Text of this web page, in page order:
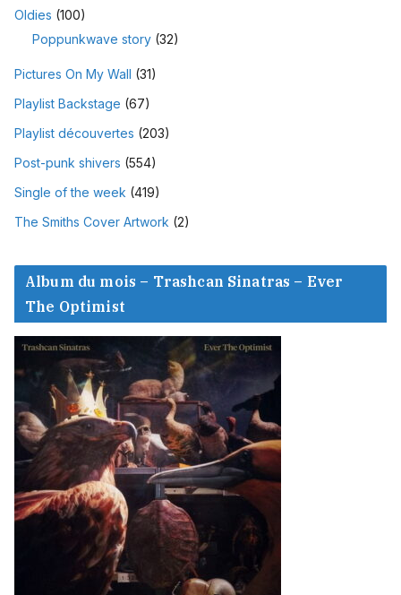
Oldies (100)
Poppunkwave story (32)
Pictures On My Wall (31)
Playlist Backstage (67)
Playlist découvertes (203)
Post-punk shivers (554)
Single of the week (419)
The Smiths Cover Artwork (2)
Album du mois – Trashcan Sinatras – Ever
The Optimist